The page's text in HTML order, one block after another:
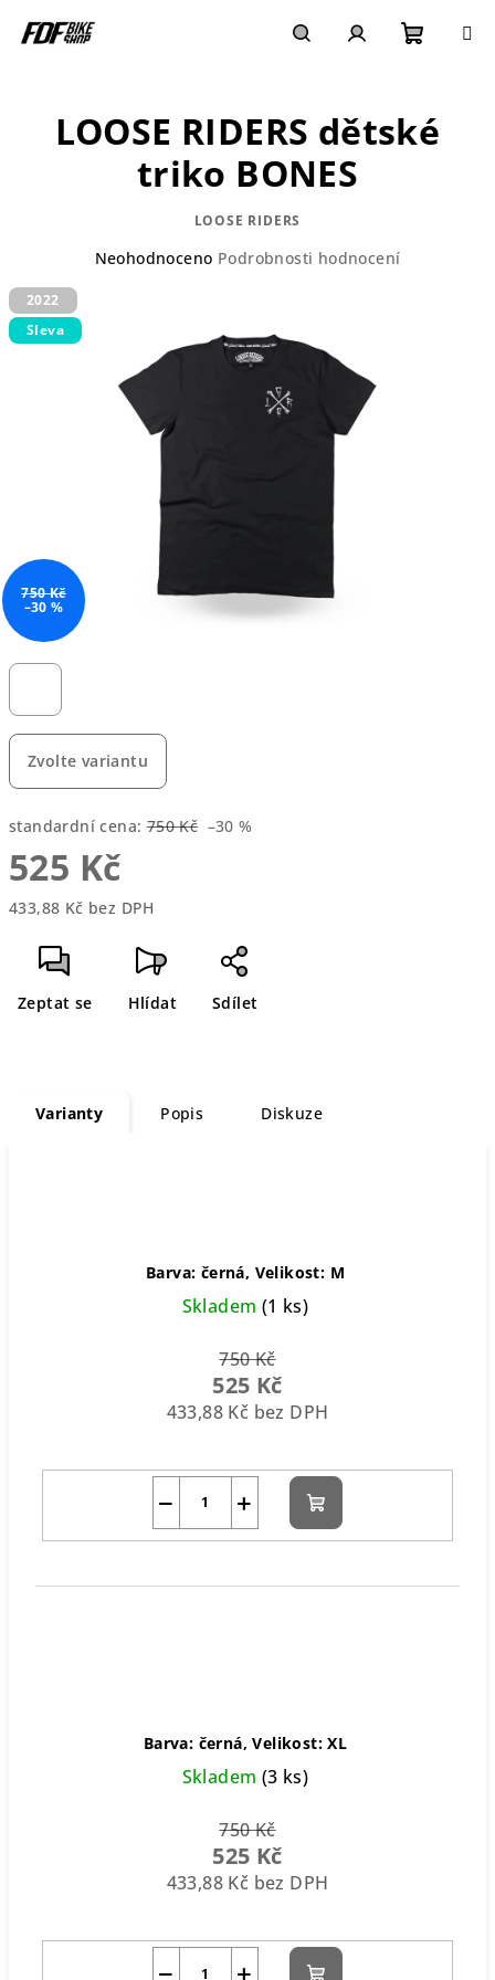
košík
Zvolte variantu
standardní cena: 750 Kč –30 %
525 Kč
433,88 Kč bez DPH
cena:
Zeptat se Hlídat Sdílet
LOOSE RIDERS dětské
triko BONES
LOOSE RIDERS
Průměrné
hvězdiček.
Neohodnoceno Podrobnosti hodnocení
2022
Sleva
750 Kč
–30 %
Varianty Popis Diskuze
Barva: černá, Velikost: M
Skladem (1 ks)
750 Kč
525 Kč
433,88 Kč bez DPH
+
− Do
košíku
Barva: černá, Velikost: XL
Skladem (3 ks)
750 Kč
525 Kč
433,88 Kč bez DPH